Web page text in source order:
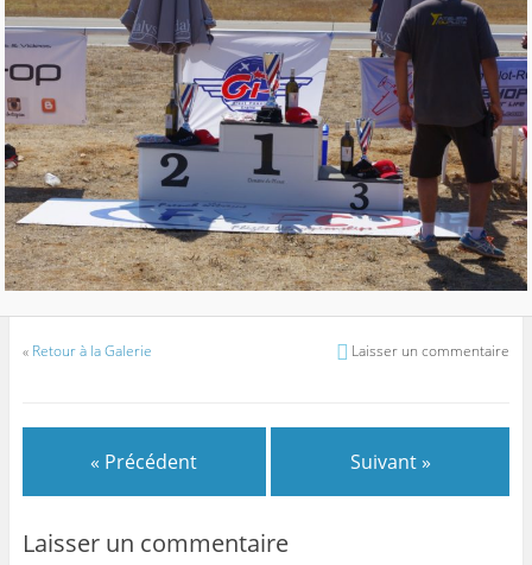
« Retour à la Galerie Laisser un commentaire
« Précédent Suivant »
Laisser un commentaire